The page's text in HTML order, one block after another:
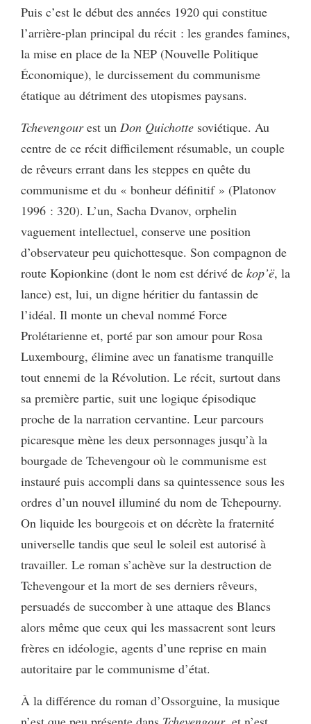
Puis c’est le début des années 1920 qui constitue
l’arrière-plan principal du récit : les grandes famines,
la mise en place de la NEP (Nouvelle Politique
Économique), le durcissement du communisme
étatique au détriment des utopismes paysans.
Tchevengourest un Don Quichotte soviétique. Au
centre de ce récit difficilement résumable, un couple
de rêveurs errant dans les steppes en quête du
communisme et du « bonheur définitif » (Platonov
1996 : 320). L’un, Sacha Dvanov, orphelin
vaguement intellectuel, conserve une position
d’observateur peu quichottesque. Son compagnon de
route Kopionkine (dont le nom est dérivé de kop’ë, la
lance) est, lui, un digne héritier du fantassin de
l’idéal. Il monte un cheval nommé Force
Prolétarienne et, porté par son amour pour Rosa
Luxembourg, élimine avec un fanatisme tranquille
tout ennemi de la Révolution. Le récit, surtout dans
sa première partie, suit une logique épisodique
proche de la narration cervantine. Leur parcours
picaresque mène les deux personnages jusqu’à la
bourgade de Tchevengour où le communisme est
instauré puis accompli dans sa quintessence sous les
ordres d’un nouvel illuminé du nom de Tchepourny.
On liquide les bourgeois et on décrète la fraternité
universelle tandis que seul le soleil est autorisé à
travailler. Le roman s’achève sur la destruction de
Tchevengour et la mort de ses derniers rêveurs,
persuadés de succomber à une attaque des Blancs
alors même que ceux qui les massacrent sont leurs
frères en idéologie, agents d’une reprise en main
autoritaire par le communisme d’état.
À la différence du roman d’Ossorguine, la musique